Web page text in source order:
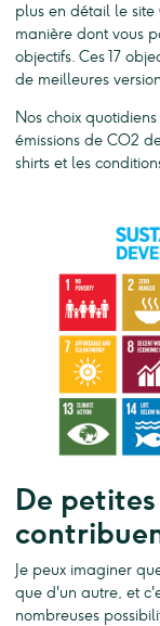
plus en détail le
manière dont vous
objectifs. Ces 17
de meilleures
Nos choix
émissions de CO2
shirts et les
De
Je peux imaginer
que d'un autre, et
nombreuses